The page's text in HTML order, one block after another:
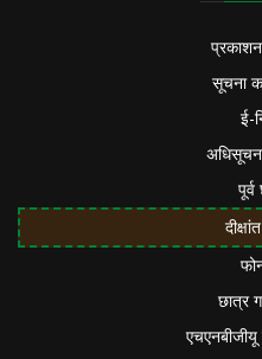
सूचना
ई-
पूर्व
छात्र